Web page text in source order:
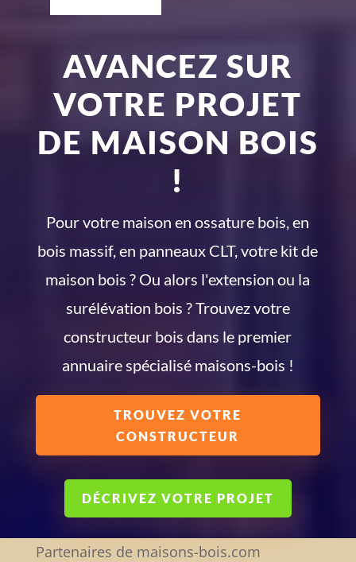
AVANCEZ SUR
VOTRE PROJET
DE MAISON BOIS
!
Pour votre maison en ossature bois, en
bois massif, en panneaux CLT, votre kit de
maison bois ? Ou alors l'extension ou la
surélévation bois ? Trouvez votre
constructeur bois dans le premier
annuaire spécialisé maisons-bois !
TROUVEZ VOTRE
CONSTRUCTEUR
DÉCRIVEZ VOTRE PROJET
Partenaires de maisons-bois.com